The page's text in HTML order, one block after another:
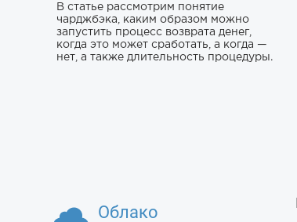
В статье рассмотрим понятие
чарджбэка, каким образом можно
запустить процесс возврата денег,
когда это может сработать, а когда —
нет, а также длительность процедуры.
Облако